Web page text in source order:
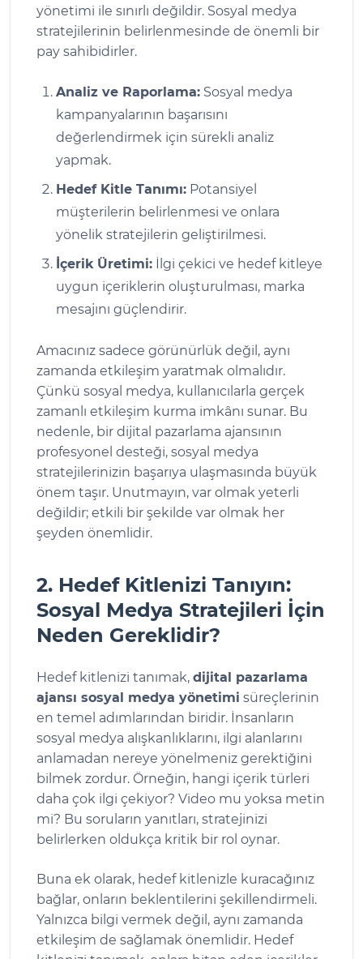
yönetimi ile sınırlı değildir. Sosyal medya
stratejilerinin belirlenmesinde de önemli bir
pay sahibidirler.
Analiz ve Raporlama: Sosyal medya
kampanyalarının başarısını
değerlendirmek için sürekli analiz
yapmak.
Hedef Kitle Tanımı: Potansiyel
müşterilerin belirlenmesi ve onlara
yönelik stratejilerin geliştirilmesi.
İçerik Üretimi: İlgi çekici ve hedef kitleye
uygun içeriklerin oluşturulması, marka
mesajını güçlendirir.
Amacınız sadece görünürlük değil, aynı
zamanda etkileşim yaratmak olmalıdır.
Çünkü sosyal medya, kullanıcılarla gerçek
zamanlı etkileşim kurma imkânı sunar. Bu
nedenle, bir dijital pazarlama ajansının
profesyonel desteği, sosyal medya
stratejilerinizin başarıya ulaşmasında büyük
önem taşır. Unutmayın, var olmak yeterli
değildir; etkili bir şekilde var olmak her
şeyden önemlidir.
2. Hedef Kitlenizi Tanıyın:
Sosyal Medya Stratejileri İçin
Neden Gereklidir?
Hedef kitlenizi tanımak, dijital pazarlama
ajansı sosyal medya yönetimi süreçlerinin
en temel adımlarından biridir. İnsanların
sosyal medya alışkanlıklarını, ilgi alanlarını
anlamadan nereye yönelmeniz gerektiğini
bilmek zordur. Örneğin, hangi içerik türleri
daha çok ilgi çekiyor? Video mu yoksa metin
mi? Bu soruların yanıtları, stratejinizi
belirlerken oldukça kritik bir rol oynar.
Buna ek olarak, hedef kitlenizle kuracağınız
bağlar, onların beklentilerini şekillendirmeli.
Yalnızca bilgi vermek değil, aynı zamanda
etkileşim de sağlamak önemlidir. Hedef